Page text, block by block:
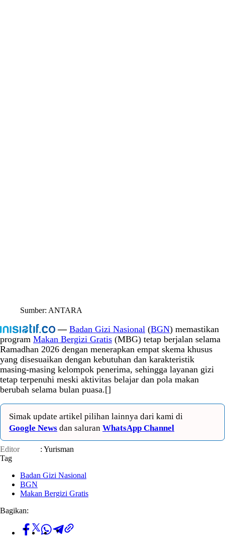
Sumber: ANTARA
— Badan Gizi Nasional(BGN) memastikan
program Makan Bergizi Gratis (MBG) tetap berjalan selama
Ramadhan 2026 dengan menerapkan empat skema khusus
yang disesuaikan dengan kebutuhan dan karakteristik
masing-masing kelompok penerima, sehingga layanan gizi
tetap terpenuhi meski aktivitas belajar dan pola makan
berubah selama bulan puasa.[]
Simak update artikel pilihan lainnya dari kami di
Google News dan saluran WhatsApp Channel
Editor
: Yurisman
Tag
Badan Gizi Nasional
BGN
Makan Bergizi Gratis
Bagikan: